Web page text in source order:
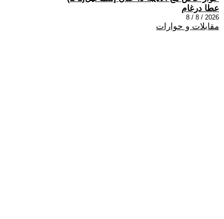
عطا درغام
2026 / 8 / 8
مقابلات و حوارات